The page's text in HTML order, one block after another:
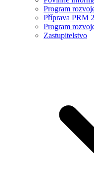
Program
Příprava PRM
Program
Zastupitelstvo